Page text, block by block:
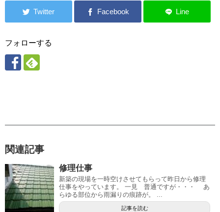
フォローする
関連記事
修理仕事
新築の現場を一時空けさせてもらって昨日から修理
仕事をやっています。 一見 普通ですが・・・ あ
らゆる部位から雨漏りの痕跡が。 ...
記事を読む